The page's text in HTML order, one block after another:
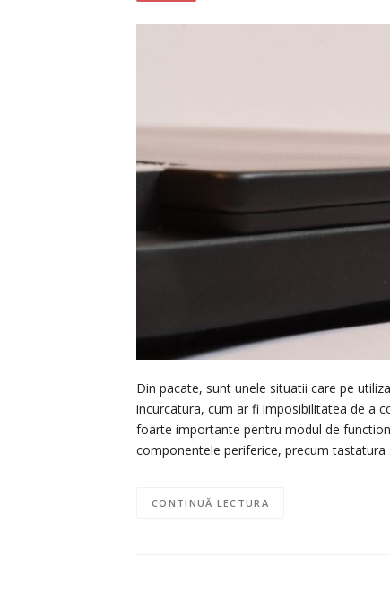
Din pacate, sunt unele situatii care pe
incurcatura, cum ar fi imposibilitatea de a
foarte importante pentru modul de
componentele periferice, precum
CONTINUĂ LECTURA